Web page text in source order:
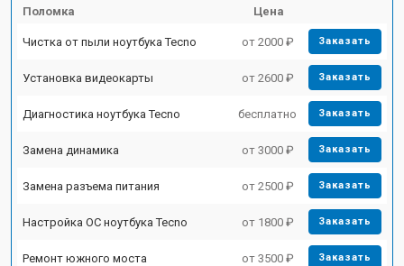
Поломка Цена
Чистка от пыли ноутбука Tecno от 2000 ₽ Заказать
Установка видеокарты от 2600 ₽ Заказать
Диагностика ноутбука Tecno бесплатно Заказать
Замена динамика от 3000 ₽ Заказать
Замена разъема питания от 2500 ₽ Заказать
Настройка ОС ноутбука Tecno от 1800 ₽ Заказать
Ремонт южного моста от 3500 ₽ Заказать